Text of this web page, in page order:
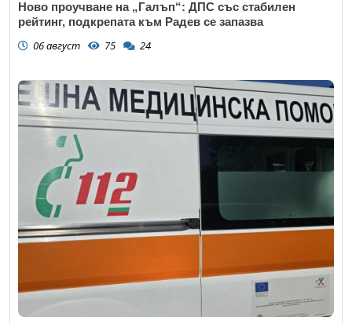
Ново проучване на „Галъп“: ДПС със стабилен
рейтинг, подкрепата към Радев се запазва
06 август 75 24